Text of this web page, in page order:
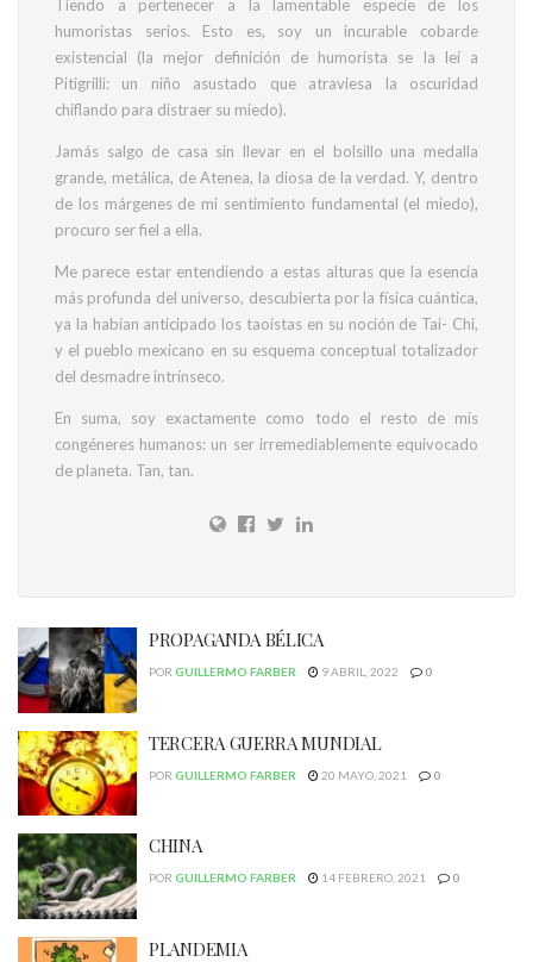
Tiendo a pertenecer a la lamentable especie de los
humoristas serios. Esto es, soy un incurable cobarde
existencial (la mejor definición de humorista se la leí a
Pitigrilli: un niño asustado que atraviesa la oscuridad
chiflando para distraer su miedo).
Jamás salgo de casa sin llevar en el bolsillo una medalla
grande, metálica, de Atenea, la diosa de la verdad. Y, dentro
de los márgenes de mi sentimiento fundamental (el miedo),
procuro ser fiel a ella.
Me parece estar entendiendo a estas alturas que la esencia
más profunda del universo, descubierta por la física cuántica,
ya la habían anticipado los taoístas en su noción de Tai- Chi,
y el pueblo mexicano en su esquema conceptual totalizador
del desmadre intrínseco.
En suma, soy exactamente como todo el resto de mis
congéneres humanos: un ser irremediablemente equivocado
de planeta. Tan, tan.
PROPAGANDA BÉLICA
POR GUILLERMO FARBER 9 ABRIL, 2022 0
TERCERA GUERRA MUNDIAL
POR GUILLERMO FARBER 20 MAYO, 2021 0
CHINA
POR GUILLERMO FARBER 14 FEBRERO, 2021 0
PLANDEMIA